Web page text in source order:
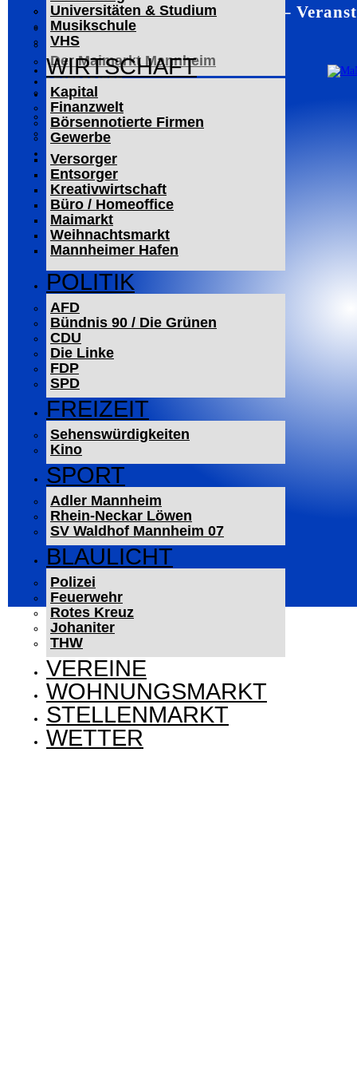
Universitäten & Studium
Musikschule
VHS
WIRTSCHAFT
Kapital
Finanzwelt
Börsennotierte Firmen
Gewerbe
Versorger
Entsorger
Kreativwirtschaft
Büro / Homeoffice
Maimarkt
Weihnachtsmarkt
Mannheimer Hafen
POLITIK
AFD
Bündnis 90 / Die Grünen
CDU
Die Linke
FDP
SPD
FREIZEIT
Sehenswürdigkeiten
Kino
SPORT
Adler Mannheim
Rhein-Neckar Löwen
SV Waldhof Mannheim 07
BLAULICHT
Polizei
Feuerwehr
Rotes Kreuz
Johaniter
THW
VEREINE
WOHNUNGSMARKT
STELLENMARKT
WETTER
Der Mannheimer Wasserturm
Das Technoseum Mannheim
Die Alte Feuerwache
Der Maimarkt Mannheim
LESERBRIEFE
ARCHIV
Das Neueste
Leitartikel
WERBUNG
Mannheim –